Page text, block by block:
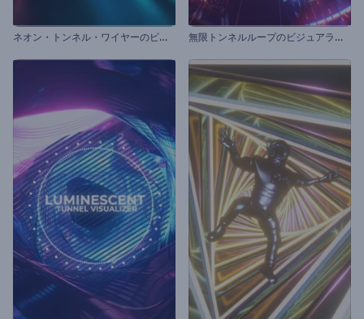
ネ
オン・トンネル・ワイヤーのビジュアライザー 無
限トンネルループのビジュアライザー